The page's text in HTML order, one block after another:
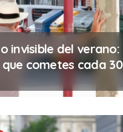
invisible del verano:
cometes cada 30
en tu trabajo (y la
que te puede costar